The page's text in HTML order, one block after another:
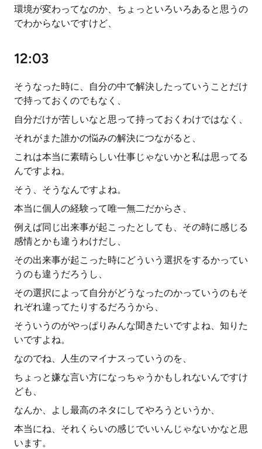
環境が変わってなのか、ちょっといろいろあると思うの
でわからないですけど、
12:03
そうなった時に、自分の中で解決したっていうことだけ
で持っておくのでもなく、
自分だけが苦しいなと思って持っておくわけではなく、
それがまた誰かの悩みの解決につながると、
これは本当に素晴らしい仕事じゃないかと私は思ってる
んですよね。
そう、そうなんですよね。
本当に個人の経験って唯一無二だからさ、
例えば同じ出来事が起こったとしても、その時に感じる
感情とかも違うわけだし、
その出来事が起こった時にどういう選択をするかってい
うのも違うだろうし、
その選択によって自分がどうなったのかっていうのもそ
れぞれ違ってたりするだろうから、
そういうのがやっぱりみんな聞きたいですよね、知りた
いですよね。
なのでね、人生のマイナスっていうのを、
ちょっと嫌な言い方になっちゃうかもしれないんですけ
ども、
なんか、よし最高のネタにしてやろうというか、
本当にね、それくらいの感じでいいんじゃないかなと思
います。